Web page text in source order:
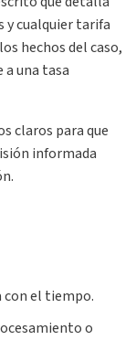
y cualquier tarifa
hechos del caso,
una tasa
claros para que
informada
con el tiempo.
o